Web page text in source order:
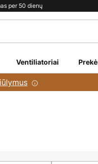
per 50 dienų
Ventiliatoriai